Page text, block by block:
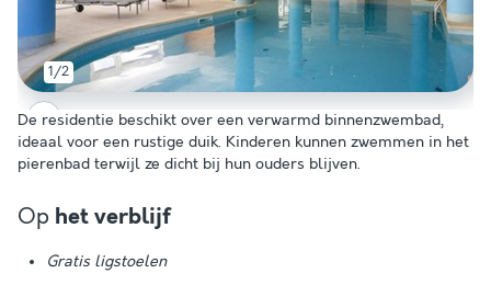
1/2
De residentie beschikt over een verwarmd binnenzwembad,
ideaal voor een rustige duik. Kinderen kunnen zwemmen in het
pierenbad terwijl ze dicht bij hun ouders blijven.
Op het verblijf
Gratis ligstoelen